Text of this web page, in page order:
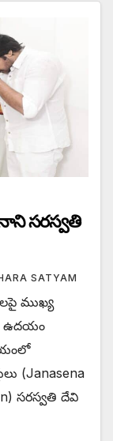
సరస్వతి
SATYAM
ముఖ్య
ఉదయం
(Janasena
సరస్వతి దేవి